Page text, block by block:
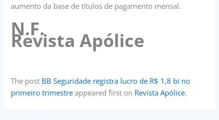
aumento da base de títulos de pagamento mensal.
N.F.
Revista Apólice
The post BB Seguridade registra lucro de R$ 1,8 bi no
primeiro trimestre appeared first on Revista Apólice.